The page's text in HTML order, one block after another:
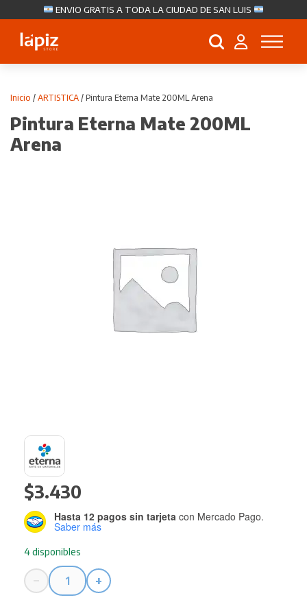
ENVIO GRATIS A TODA LA CIUDAD DE SAN LUIS
Búsqueda
Inicio / ARTISTICA / Pintura Eterna Mate 200ML Arena
Pintura Eterna Mate 200ML
Arena
$3.430
4 disponibles
Hasta 12 pagos sin tarjeta con Mercado Pago.
Saber más
−
Pintura
+